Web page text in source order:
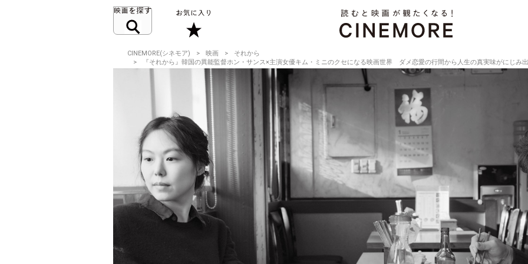
CINEMORE(シネモア) 映画
それから
『それから』韓国の異能監督ホン・サンス×主演女優キム・ミニのクセになる映画世界 ダメ恋愛の行間から人生の真実味がにじみ